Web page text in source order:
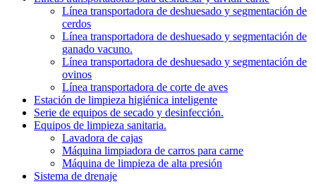
Línea transportadora de deshuesado y segmentación de
cerdos
Línea transportadora de deshuesado y segmentación de
ganado vacuno.
Línea transportadora de deshuesado y segmentación de
ovinos
Línea transportadora de corte de aves
Estación de limpieza higiénica inteligente
Serie de equipos de secado y desinfección.
Equipos de limpieza sanitaria.
Lavadora de cajas
Máquina limpiadora de carros para carne
Máquina de limpieza de alta presión
Sistema de drenaje